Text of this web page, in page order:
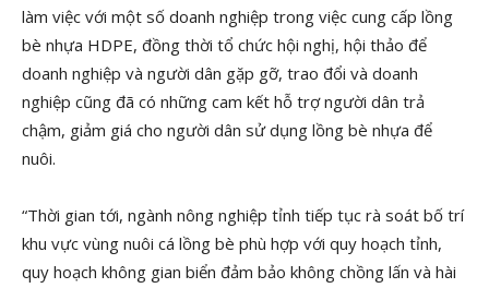
làm việc với một số doanh nghiệp trong việc cung cấp lồng
bè nhựa HDPE, đồng thời tổ chức hội nghị, hội thảo để
doanh nghiệp và người dân gặp gỡ, trao đổi và doanh
nghiệp cũng đã có những cam kết hỗ trợ người dân trả
chậm, giảm giá cho người dân sử dụng lồng bè nhựa để
nuôi.
“Thời gian tới, ngành nông nghiệp tỉnh tiếp tục rà soát bố trí
khu vực vùng nuôi cá lồng bè phù hợp với quy hoạch tỉnh,
quy hoạch không gian biển đảm bảo không chồng lấn và hài